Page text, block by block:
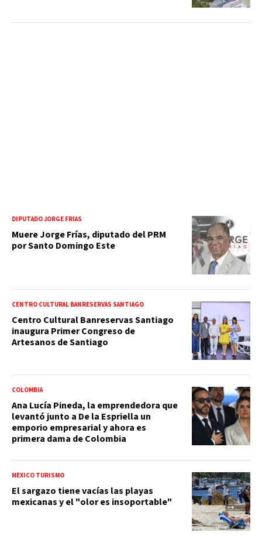
DIPUTADO JORGE FRÍAS
Muere Jorge Frías, diputado del PRM
por Santo Domingo Este
CENTRO CULTURAL BANRESERVAS SANTIAGO
Centro Cultural Banreservas Santiago
inaugura Primer Congreso de
Artesanos de Santiago
COLOMBIA
Ana Lucía Pineda, la emprendedora que
levantó junto a De la Espriella un
emporio empresarial y ahora es
primera dama de Colombia
MÉXICO TURISMO
El sargazo tiene vacías las playas
mexicanas y el "olor es insoportable"